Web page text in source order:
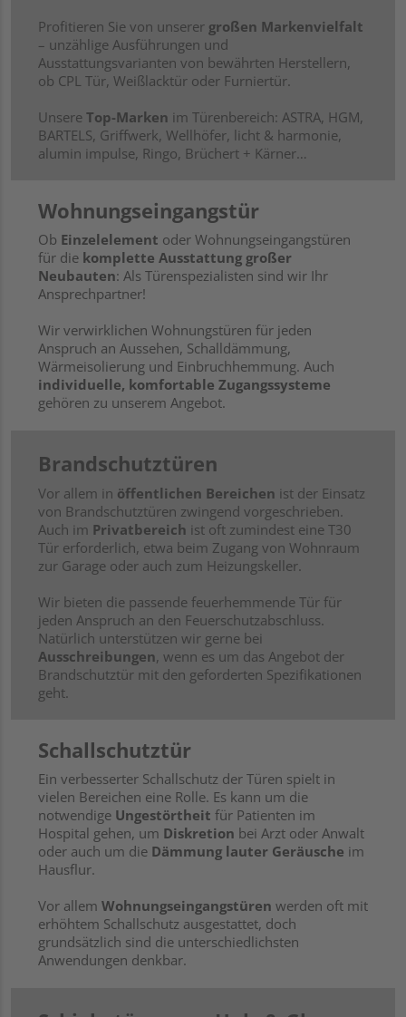
Profitieren Sie von unserer großen Markenvielfalt
– unzählige Ausführungen und
Ausstattungsvarianten von bewährten Herstellern,
ob CPL Tür, Weißlacktür oder Furniertür.
Unsere Top-Marken im Türenbereich: ASTRA, HGM,
BARTELS, Griffwerk, Wellhöfer, licht & harmonie,
alumin impulse, Ringo, Brüchert + Kärner…
Wohnungseingangstür
Ob Einzelelement oder Wohnungseingangstüren
für die komplette Ausstattung großer
Neubauten: Als Türenspezialisten sind wir Ihr
Ansprechpartner!
Wir verwirklichen Wohnungstüren für jeden
Anspruch an Aussehen, Schalldämmung,
Wärmeisolierung und Einbruchhemmung. Auch
individuelle, komfortable Zugangssysteme
gehören zu unserem Angebot.
Brandschutztüren
Vor allem in öffentlichen Bereichen ist der Einsatz
von Brandschutztüren zwingend vorgeschrieben.
Auch im Privatbereich ist oft zumindest eine T30
Tür erforderlich, etwa beim Zugang von Wohnraum
zur Garage oder auch zum Heizungskeller.
Wir bieten die passende feuerhemmende Tür für
jeden Anspruch an den Feuerschutzabschluss.
Natürlich unterstützen wir gerne bei
Ausschreibungen, wenn es um das Angebot der
Brandschutztür mit den geforderten Spezifikationen
geht.
Schallschutztür
Ein verbesserter Schallschutz der Türen spielt in
vielen Bereichen eine Rolle. Es kann um die
notwendige Ungestörtheit für Patienten im
Hospital gehen, um Diskretion bei Arzt oder Anwalt
oder auch um die Dämmung lauter Geräusche im
Hausflur.
Vor allem Wohnungseingangstüren werden oft mit
erhöhtem Schallschutz ausgestattet, doch
grundsätzlich sind die unterschiedlichsten
Anwendungen denkbar.